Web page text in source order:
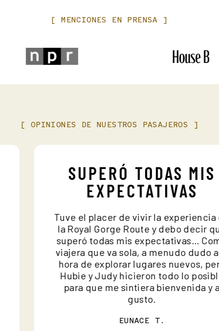
[ MENCIONES EN PRENSA ]
[ OPINIONES DE NUESTROS PASAJEROS ]
SUPERÓ TODAS
EXPECTATIVAS
Tuve el placer de vivir la
la Royal Gorge Route y debo decir
superó todas mis expectativas…
viajera que va sola, a menudo
hora de explorar lugares nuevos,
Hubie y Judy hicieron todo lo
para que me sintiera bienvenida
gusto.
EUNACE T.